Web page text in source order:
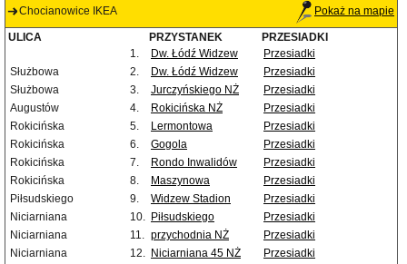
Chocianowice IKEA Pokaż na mapie
ULICA PRZYSTANEK
PRZESIADKI
1.
Dw. Łódź Widzew
Przesiadki
Służbowa
2. Dw. Łódź Widzew
Przesiadki
Służbowa
3. Jurczyńskiego NŻ
Przesiadki
Augustów
4. Rokicińska NŻ
Przesiadki
Rokicińska
5. Lermontowa
Przesiadki
Rokicińska
6. Gogola
Przesiadki
Rokicińska
7. Rondo Inwalidów
Przesiadki
Rokicińska
8. Maszynowa
Przesiadki
Piłsudskiego
9. Widzew Stadion
Przesiadki
Niciarniana
10. Piłsudskiego
Przesiadki
Niciarniana
11. przychodnia NŻ
Przesiadki
Niciarniana
12. Niciarniana 45 NŻ
Przesiadki